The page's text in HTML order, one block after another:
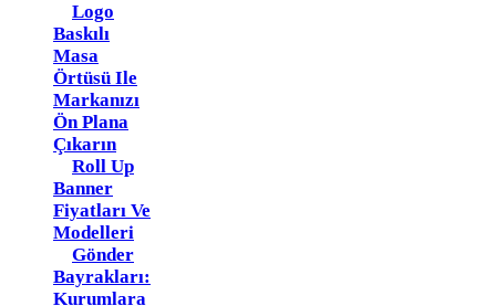
Logo
Baskılı
Masa
Örtüsü Ile
Markanızı
Ön Plana
Çıkarın
Roll Up
Banner
Fiyatları Ve
Modelleri
Gönder
Bayrakları:
Kurumlara